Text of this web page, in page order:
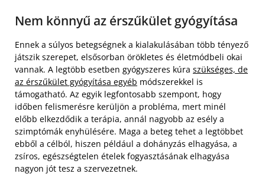
Nem könnyű az érszűkület gyógyítása
Ennek a súlyos betegségnek a kialakulásában több tényező
játszik szerepet, elsősorban örökletes és életmódbeli okai
vannak. A legtöbb esetben gyógyszeres kúra szükséges, de
az érszűkület gyógyítása egyéb módszerekkel is
támogatható. Az egyik legfontosabb szempont, hogy
időben felismerésre kerüljön a probléma, mert minél
előbb elkezdődik a terápia, annál nagyobb az esély a
szimptómák enyhülésére. Maga a beteg tehet a legtöbbet
ebből a célból, hiszen például a dohányzás elhagyása, a
zsíros, egészségtelen ételek fogyasztásának elhagyása
nagyon jót tesz a szervezetnek.